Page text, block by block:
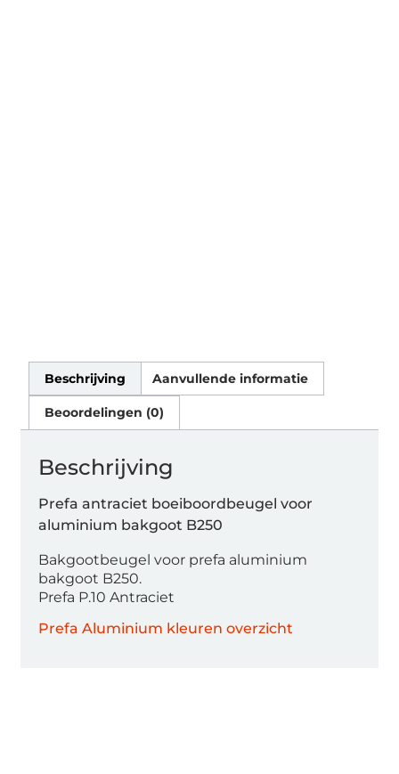
Beschrijving Aanvullende informatie
Beoordelingen (0)
Beschrijving
Prefa antraciet boeiboordbeugel voor
aluminium bakgoot B250
Bakgootbeugel voor prefa aluminium
bakgoot B250.
Prefa P.10 Antraciet
Prefa Aluminium kleuren overzicht